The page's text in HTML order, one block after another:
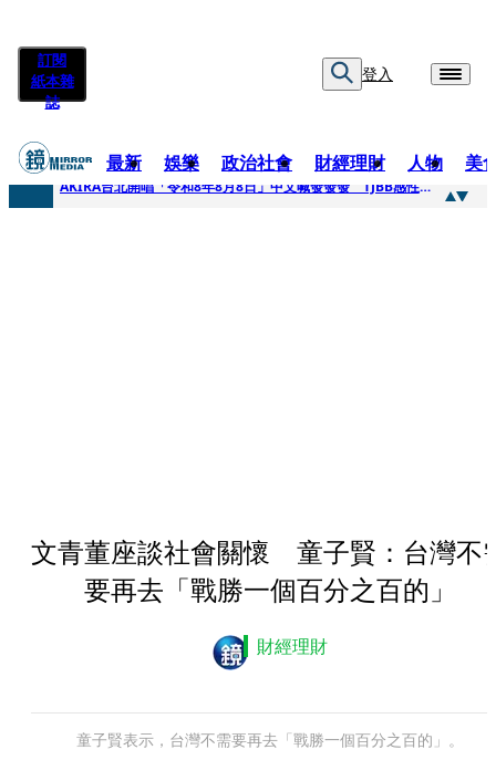
訂閱
紙本雜
誌
登入
最新 娛樂 政治社會 財經理財 人物 美
快訊
AKIRA台北開唱「令和8年8月8日」中文喊發發發 TJBB感性喊「謝謝AKIRA桑」
文青董座談社會關懷 童子賢：台灣不
要再去「戰勝一個百分之百的」
財經理財
童子賢表示，台灣不需要再去「戰勝一個百分之百的」。